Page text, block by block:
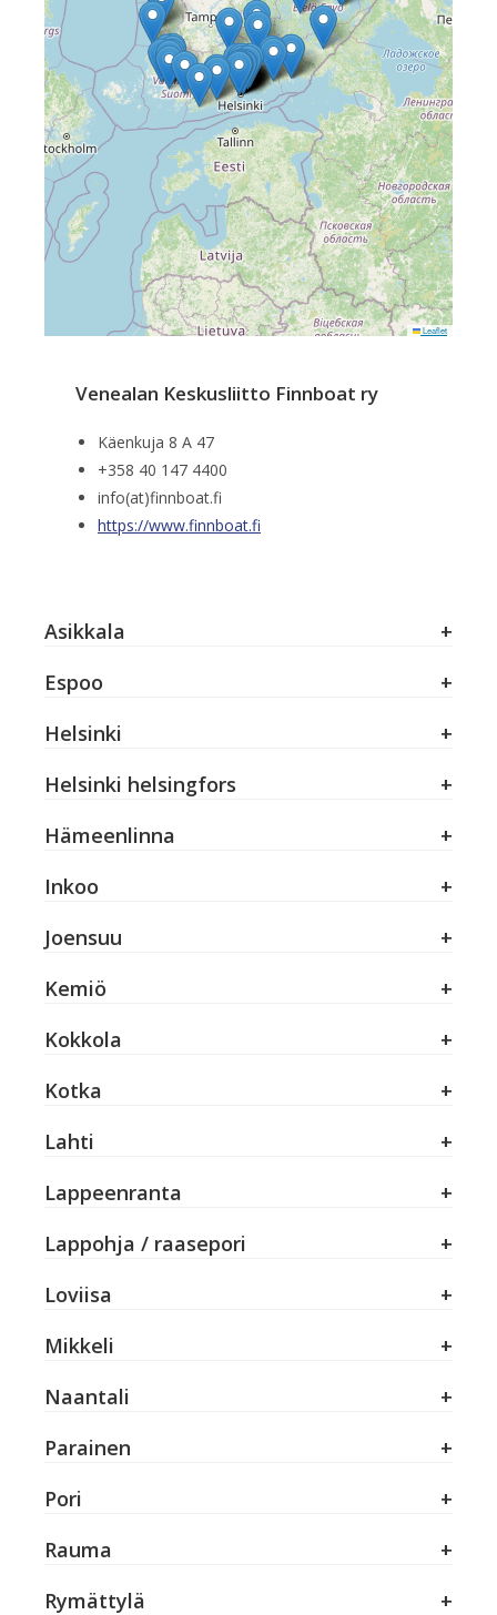
Leaflet
Venealan Keskusliitto Finnboat ry
Käenkuja 8 A 47
+358 40 147 4400
info(at)finnboat.fi
https://www.finnboat.fi
Asikkala
Espoo
Helsinki
Helsinki helsingfors
Hämeenlinna
Inkoo
Joensuu
Kemiö
Kokkola
Kotka
Lahti
Lappeenranta
Lappohja / raasepori
Loviisa
Mikkeli
Naantali
Parainen
Pori
Rauma
Rymättylä